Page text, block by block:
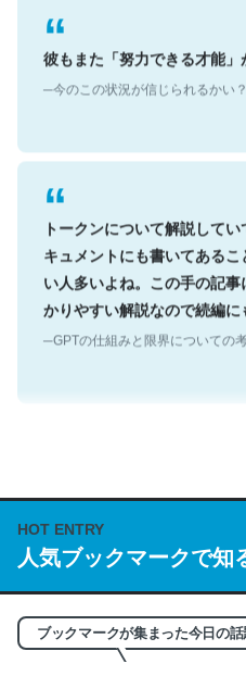
彼もまた「努力できる才能」
トークンについて解説して
キュメントにも書いてある
い人多いよね。この手の記
かりやすい解説なので続編に
説してる記事が少ないので貴
https://
/064121
─GPTの仕組みと限界についての
HOT ENTRY
人気ブックマークで知
ブックマークが集まった今日の話